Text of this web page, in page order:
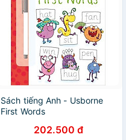
Sách tiếng Anh - Usborne
First Words
202.500 đ